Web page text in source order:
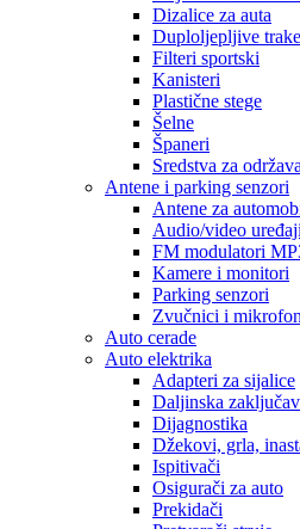
Dizalice za auta
Duploljepljive trake
Filteri sportski
Kanisteri
Plastične stege
Šelne
Španeri
Sredstva za
Antene i parking senzori
Antene za
Audio/video
FM modulatori
Kamere i monitori
Parking senzori
Zvučnici i
Auto cerade
Auto elektrika
Adapteri za sijalice
Daljinska
Dijagnostika
Džekovi, grla,
Ispitivači
Osigurači za auto
Prekidači